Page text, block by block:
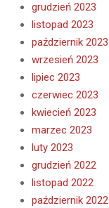
grudzień 2023
listopad 2023
październik 2023
wrzesień 2023
lipiec 2023
czerwiec 2023
kwiecień 2023
marzec 2023
luty 2023
grudzień 2022
listopad 2022
październik 2022